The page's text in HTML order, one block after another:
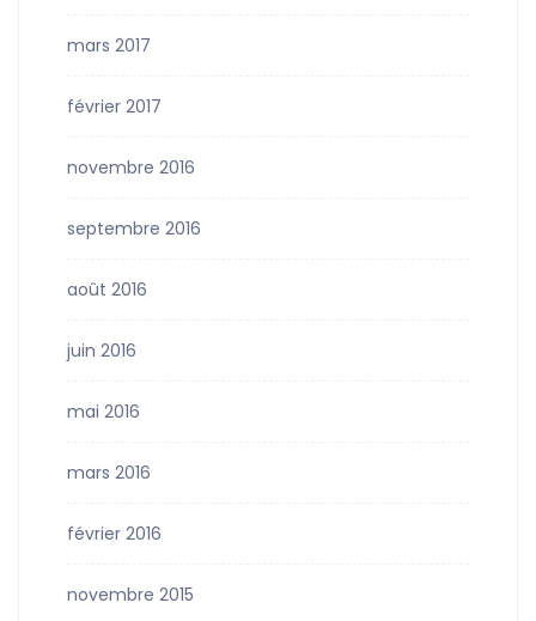
mars 2017
février 2017
novembre 2016
septembre 2016
août 2016
juin 2016
mai 2016
mars 2016
février 2016
novembre 2015